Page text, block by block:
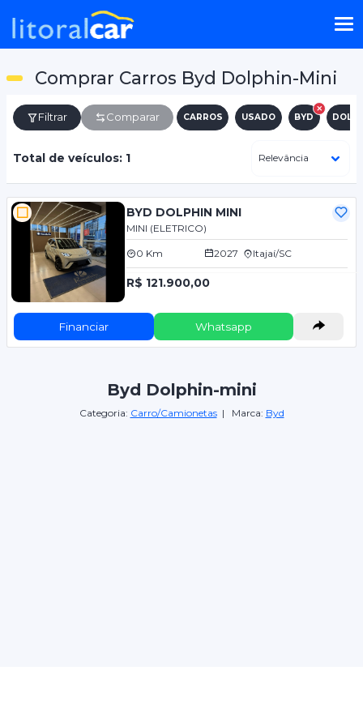
Comprar Carros Byd Dolphin-Mini
Filtrar Comparar CARROS USADO BYD
Total de veículos: 1
BYD DOLPHIN MINI
MINI (ELETRICO)
0 Km 2027 Itajaí/SC
R$ 121.900,00
Financiar Whatsapp
Byd Dolphin-mini
Categoria: Carro/Camionetas| Marca: Byd